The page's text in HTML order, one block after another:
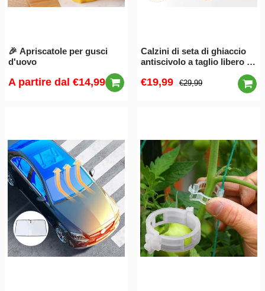
🎉 Apriscatole per gusci
d'uovo
A partire dal €14,99
Calzini di seta di ghiaccio
antiscivolo a taglio libero 3
€19,99 €29,99